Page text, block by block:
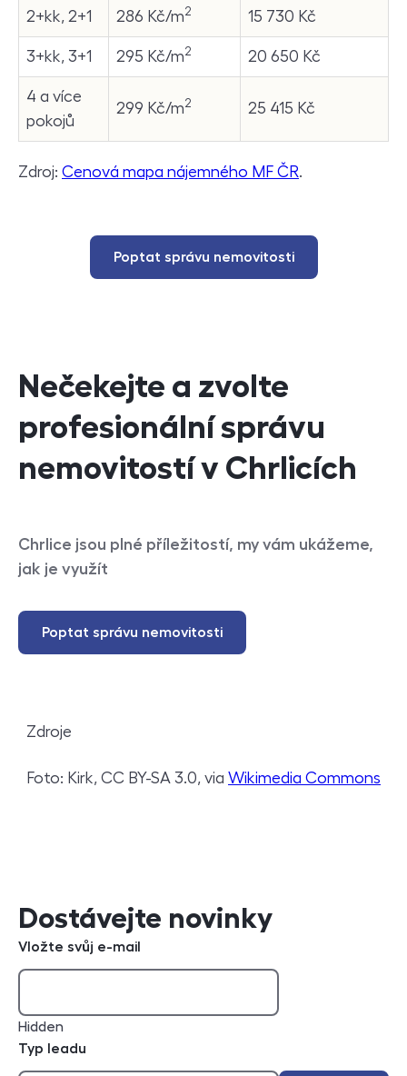
2+kk, 2+1 286 Kč/m2 15 730 Kč
3+kk, 3+1 295 Kč/m2 20 650 Kč
4 a více
pokojů
299 Kč/m2 25 415 Kč
Zdroj: Cenová mapa nájemného MF ČR.
Poptat správu nemovitosti
Nečekejte a zvolte
profesionální správu
nemovitostí v Chrlicích
Chrlice jsou plné příležitostí, my vám ukážeme,
jak je využít
Poptat správu nemovitosti
Zdroje
Foto: Kirk, CC BY-SA 3.0, via Wikimedia Commons
Dostávejte novinky
Vložte svůj e-mail
Hidden
Typ leadu